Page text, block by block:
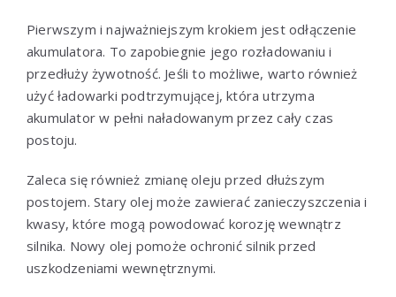
Pierwszym i najważniejszym krokiem jest odłączenie
akumulatora. To zapobiegnie jego rozładowaniu i
przedłuży żywotność. Jeśli to możliwe, warto również
użyć ładowarki podtrzymującej, która utrzyma
akumulator w pełni naładowanym przez cały czas
postoju.
Zaleca się również zmianę oleju przed dłuższym
postojem. Stary olej może zawierać zanieczyszczenia i
kwasy, które mogą powodować korozję wewnątrz
silnika. Nowy olej pomoże ochronić silnik przed
uszkodzeniami wewnętrznymi.